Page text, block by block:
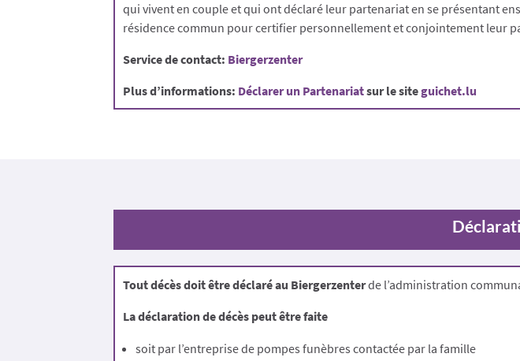
qui vivent en couple et qui ont déclaré leur partenariat en se présentant
résidence commun pour certifier personnellement et conjointement leur
Service de contact: Biergerzenter
Plus d’informations: Déclarer un Partenariatsur le siteguichet.lu
Toutdécès doit être déclaré au Biergerzenterde l’administration
La déclaration de décès peut être faite
soit par l’entreprise de pompes funèbres contactée par la famille